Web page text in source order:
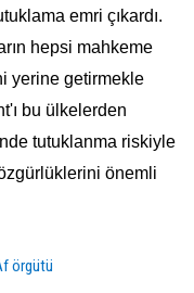
emri çıkardı.
hepsi mahkeme
yerine getirmekle
bu ülkelerden
tutuklanma riskiyle
önemli
örgütü